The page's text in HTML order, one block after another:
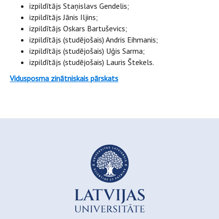
izpildītājs Staņislavs Gendelis;
izpildītājs Jānis Iljins;
izpildītājs Oskars Bartuševics;
izpildītājs (studējošais) Andris Eihmanis;
izpildītājs (studējošais) Uģis Sarma;
izpildītājs (studējošais) Lauris Štekels.
Vidusposma zinātniskais pārskats